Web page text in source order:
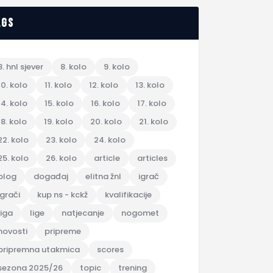
hnl sjever 8. kolo
9. kolo
kolo
11. kolo 12. kolo
13. kolo
kolo
15. kolo 16. kolo
17. kolo
kolo
19. kolo 20. kolo
21. kolo
kolo
23. kolo
24. kolo
kolo
26. kolo article
articles
događaj elitna žnl
igrač
kup ns - kckž
kvalifikacije
lige natjecanje
nogomet
pripreme
utakmica
scores
2025/26
topic trening